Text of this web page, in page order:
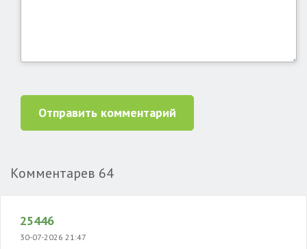
Отправить комментарий
Комментарев 64
25446
30-07-2026 21:47